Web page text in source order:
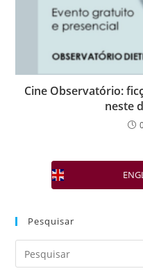
Cine Observatório:
neste
Pesquisar